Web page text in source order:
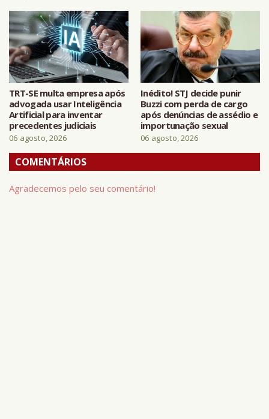
TRT-SE multa empresa após
advogada usar Inteligência
Artificial para inventar
precedentes judiciais
06 agosto, 2026
Inédito! STJ decide punir
Buzzi com perda de cargo
após denúncias de assédio e
importunação sexual
06 agosto, 2026
COMENTÁRIOS
Agradecemos pelo seu comentário!